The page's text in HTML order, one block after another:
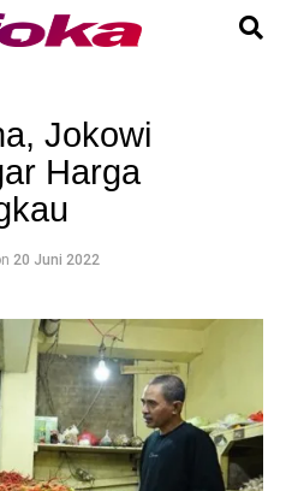
Jokowi
Harga
20 Juni 2022